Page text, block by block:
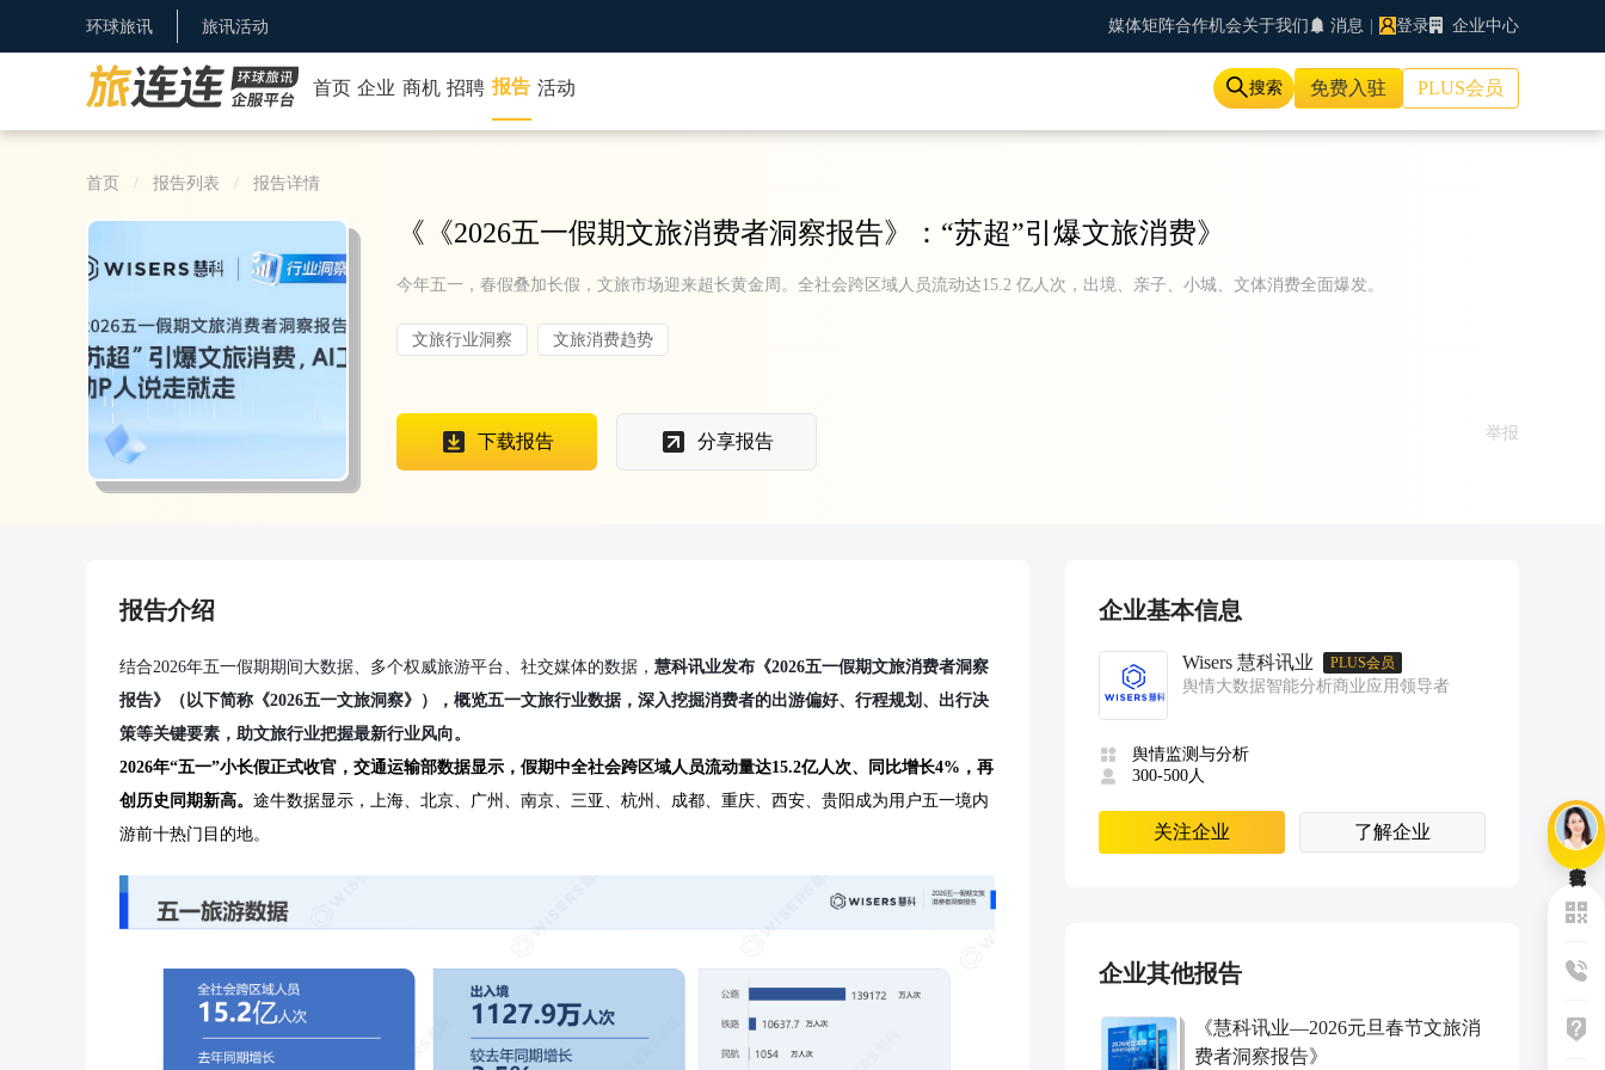
环球旅讯 旅讯活动 媒体矩阵合作机会关于我们 消息 登录 企业中心
首页 企业 商机 招聘 报告 活动 搜索 免费入驻 PLUS会员
首页 报告列表 报告详情
《 《2026五一假期文旅消费者洞察报告》：“苏超”引爆文旅消费》
今年五一，春假叠加长假，文旅市场迎来超长黄金周。全社会跨区域人员流动达15.2 亿人次，出境、亲子、小城、文体消费全面爆发。
文旅行业洞察 文旅消费趋势
下载报告 分享报告 举报
报告介绍
结合2026年五一假期期间大数据、多个权威旅游平台、社交媒体的数据， 慧科讯业发布《2026五一假期文旅消费者洞察
报告》（以下简称《2026五一文旅洞察》），概览五一文旅行业数据，深入挖掘消费者的出游偏好、行程规划、出行决
策等关键要素，助文旅行业把握最新行业风向。
2026年“五一”小长假正式收官，交通运输部数据显示，假期中全社会跨区域人员流动量达15.2亿人次、同比增长4%，再
创历史同期新高。 途牛数据显示，上海、北京、广州、南京、三亚、杭州、成都、重庆、西安、贵阳成为用户五一境内
游前十热门目的地。
企业基本信息
Wisers 慧科讯业 PLUS会员
舆情大数据智能分析商业应用领导者
舆情监测与分析
300-500人
关注企业 了解企业
企业其他报告
《慧科讯业—2026元旦春节文旅消
费者洞察报告》